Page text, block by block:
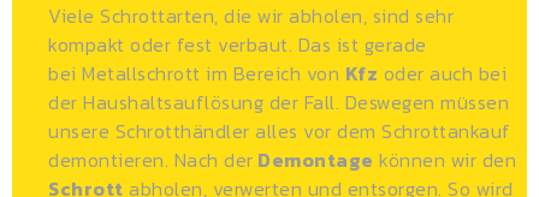
Viele Schrottarten, die wir abholen, sind sehr
kompakt oder fest verbaut. Das ist gerade
bei Metallschrott im Bereich von Kfz oder auch bei
der Haushaltsauflösung der Fall. Deswegen müssen
unsere Schrotthändler alles vor dem Schrottankauf
demontieren. Nach der Demontage können wir den
Schrott abholen, verwerten und entsorgen. So wird